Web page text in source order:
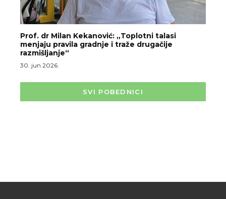
Prof. dr Milan Kekanović: „Toplotni talasi
menjaju pravila gradnje i traže drugačije
razmišljanje“
30. jun 2026.
SVI POBEDNICI